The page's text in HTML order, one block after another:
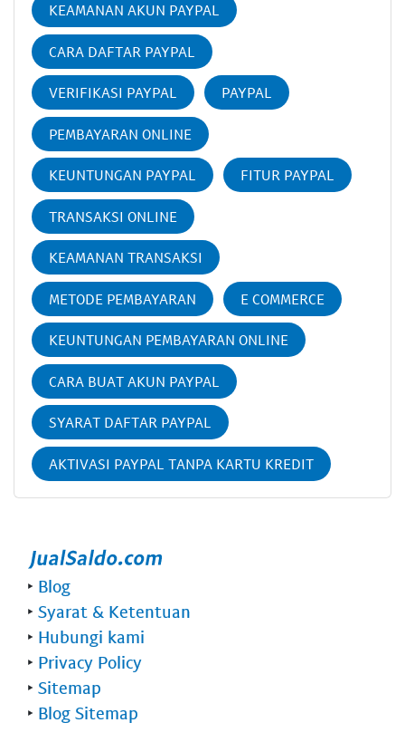
KEAMANAN AKUN PAYPAL
CARA DAFTAR PAYPAL
VERIFIKASI PAYPAL PAYPAL
PEMBAYARAN ONLINE
KEUNTUNGAN PAYPAL FITUR PAYPAL
TRANSAKSI ONLINE
KEAMANAN TRANSAKSI
METODE PEMBAYARAN E COMMERCE
KEUNTUNGAN PEMBAYARAN ONLINE
CARA BUAT AKUN PAYPAL
SYARAT DAFTAR PAYPAL
AKTIVASI PAYPAL TANPA KARTU KREDIT
‣ Blog
‣ Syarat & Ketentuan
‣ Hubungi kami
‣ Privacy Policy
‣ Sitemap
‣ Blog Sitemap